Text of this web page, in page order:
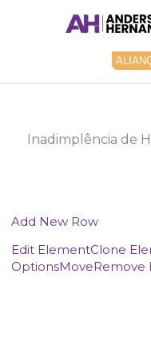
Inadimplência de
Add New Row
Edit ElementClone
OptionsMoveRemove